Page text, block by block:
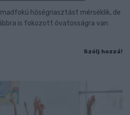
hőségriasztást mérséklik, de
is fokozott óvatosságra van
Szólj hozzá!